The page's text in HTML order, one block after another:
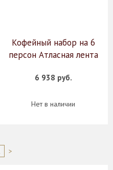
Кофейный набор на 6
персон Атласная лента
6 938 руб.
Нет в наличии
>